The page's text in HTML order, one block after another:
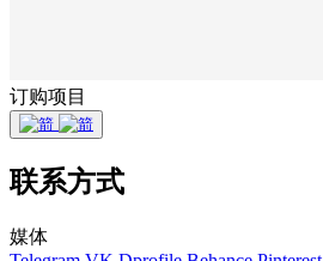
订购项目
联系方式
媒体